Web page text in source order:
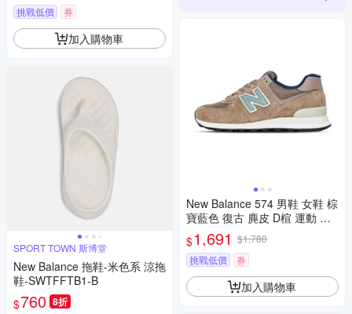
挑戰低價 券
加入購物車
SPORT TOWN 斯博堂
New Balance 拖鞋-米色系 涼拖
鞋-SWTFFTB1-B
$760 8折
New Balance 574 男鞋 女鞋 棕
寶藍色 復古 麂皮 D楦 運動 休
閒鞋 U574SBB
$1,691 $1,780
挑戰低價
券
加入購物車